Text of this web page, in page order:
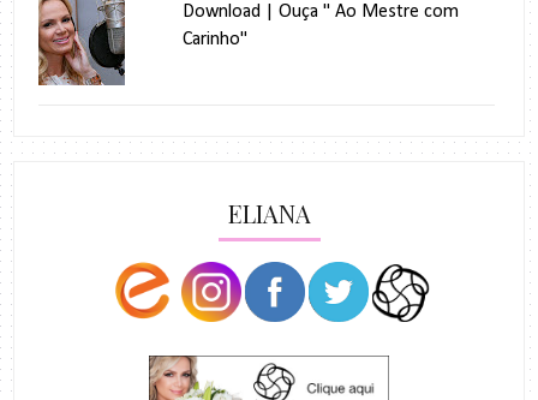
Download | Ouça " Ao Mestre com
Carinho"
ELIANA